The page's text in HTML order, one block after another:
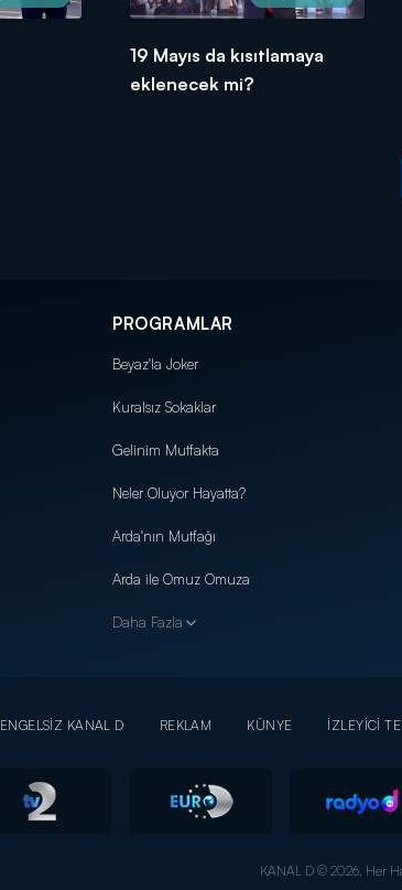
19 Mayıs da kısıtlamaya
eklenecek mi?
PROGRAMLAR
Beyaz'la Joker
Kuralsız Sokaklar
Gelinim Mutfakta
Neler Oluyor Hayatta?
Arda'nın Mutfağı
Arda ile Omuz Omuza
Daha Fazla
ENGELSİZ KANAL D REKLAM KÜNYE İZLEYİCİ
KANAL D © 2026. Her